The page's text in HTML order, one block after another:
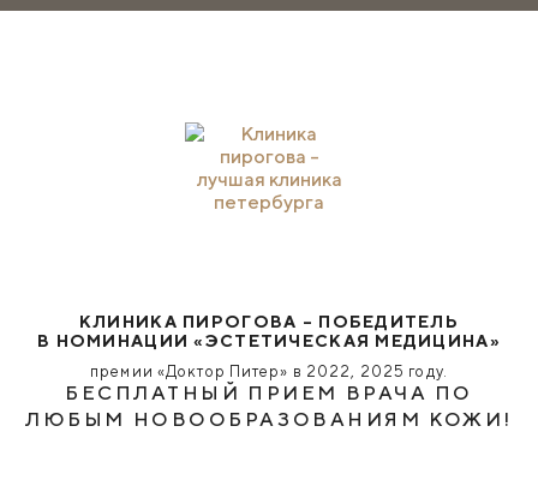
БЕСПЛАТНЫЙ ПРИЕМ ВРАЧА ПО
ЛЮБЫМ НОВООБРАЗОВАНИЯМ КОЖИ!
КЛИНИКА ПИРОГОВА – ПОБЕДИТЕЛЬ
В НОМИНАЦИИ «ЭСТЕТИЧЕСКАЯ МЕДИЦИНА»
премии «Доктор Питер» в 2022, 2025 году.